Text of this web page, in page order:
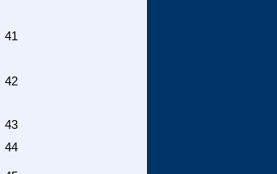
41
42
43
44